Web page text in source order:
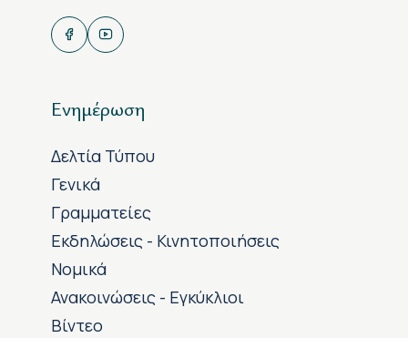
Ενημέρωση
Δελτία Τύπου
Γενικά
Γραμματείες
Εκδηλώσεις - Κινητοποιήσεις
Νομικά
Ανακοινώσεις - Εγκύκλιοι
Βίντεο